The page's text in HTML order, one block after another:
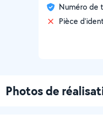
Numéro de
Pièce
Photos de